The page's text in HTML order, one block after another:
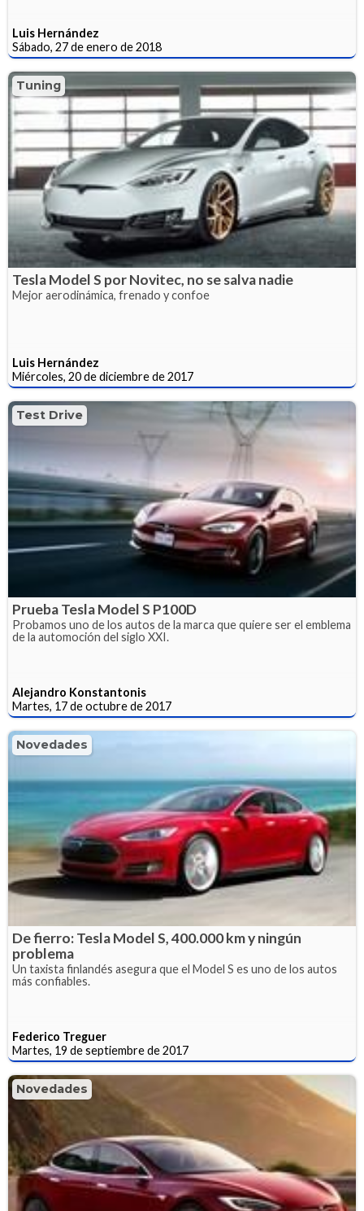
Luis Hernández
Sábado, 27 de enero de 2018
Tuning
Tesla Model S por Novitec, no se salva nadie
Mejor aerodinámica, frenado y confoe
Luis Hernández
Miércoles, 20 de diciembre de 2017
Test Drive
Prueba Tesla Model S P100D
Probamos uno de los autos de la marca que quiere ser el emblema
de la automoción del siglo XXI.
Alejandro Konstantonis
Martes, 17 de octubre de 2017
Novedades
De fierro: Tesla Model S, 400.000 km y ningún
problema
Un taxista finlandés asegura que el Model S es uno de los autos
más confiables.
Federico Treguer
Martes, 19 de septiembre de 2017
Novedades